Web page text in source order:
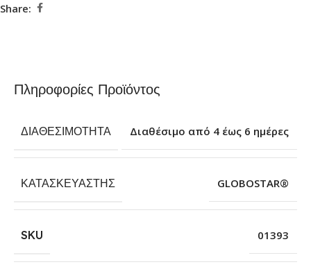
Share:
Πληροφορίες Προϊόντος
ΔΙΑΘΕΣΙΜΌΤΗΤΑ Διαθέσιμο από 4 έως 6 ημέρες
ΚΑΤΑΣΚΕΥΑΣΤΉΣ GLOBOSTAR®
SKU 01393